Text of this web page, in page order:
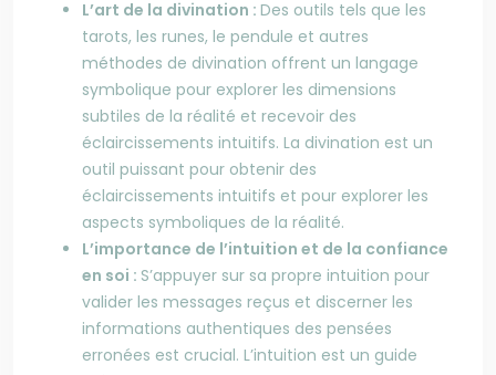
L’art de la divination : Des outils tels que les
tarots, les runes, le pendule et autres
méthodes de divination offrent un langage
symbolique pour explorer les dimensions
subtiles de la réalité et recevoir des
éclaircissements intuitifs. La divination est un
outil puissant pour obtenir des
éclaircissements intuitifs et pour explorer les
aspects symboliques de la réalité.
L’importance de l’intuition et de la confiance
en soi : S’appuyer sur sa propre intuition pour
valider les messages reçus et discerner les
informations authentiques des pensées
erronées est crucial. L’intuition est un guide